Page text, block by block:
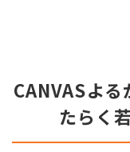
CANVASよ
たらく